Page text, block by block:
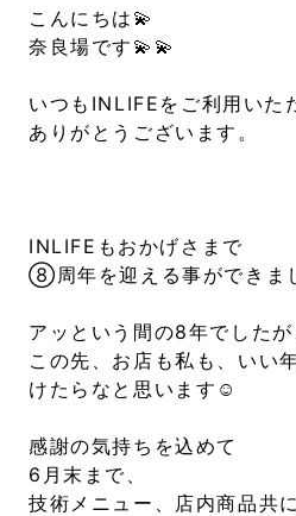
こんにちは💫
奈良場です💫💫
いつもINLIFEをご利用いた
ありがとうございます。
INLIFEもおかげさまで
⑧周年を迎える事ができま
アッという間の8年でしたが
この先、お店も私も、いい
けたらなと思います☺︎
感謝の気持ちを込めて
6月末まで、
技術メニュー、店内商品共に